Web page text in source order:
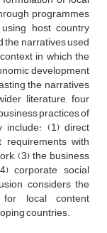
programmes
host country
the narratives used
in which the
development
the narratives
literature, four
practices of
include: (1) direct
with
(3) the business
corporate social
considers the
local content
countries.